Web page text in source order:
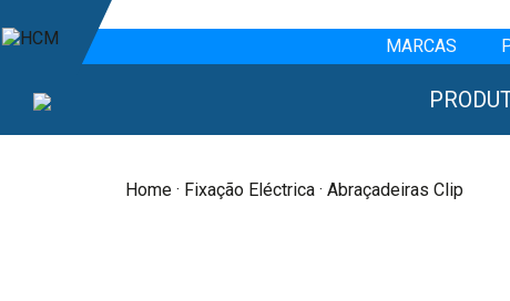
MARCAS
Home· Fixação Eléctrica· Abraçadeiras Clip